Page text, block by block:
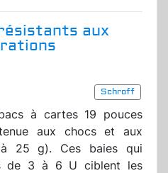
aux
Schroff
à cartes 19 pouces
aux chocs et aux
25 g). Ces baies qui
de 3 à 6 U ciblent les